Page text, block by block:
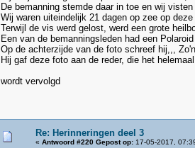
De bemanning stemde daar in toe en wij
Wij waren uiteindelijk 21 dagen op zee op
Terwijl de vis werd gelost, werd een grote
Een van de bemanningsleden had een
Op de achterzijde van de foto schreef hij,,,
Hij gaf deze foto aan de reder, die het
wordt vervolgd
Re: Herinneringen deel 3
« Antwoord #220 Gepost op: 17-05-2017,